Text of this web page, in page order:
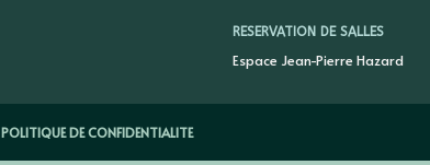
RESERVATION DE SALLES
Espace Jean-Pierre Hazard
POLITIQUE DE CONFIDENTIALITE